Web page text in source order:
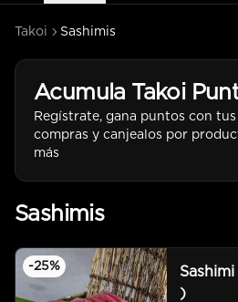
Takoi Sashimis
Acumula Takoi
Regístrate, gana puntos con tus
compras y canjealos por
más
Sashimis
-25%
Sashimi
)